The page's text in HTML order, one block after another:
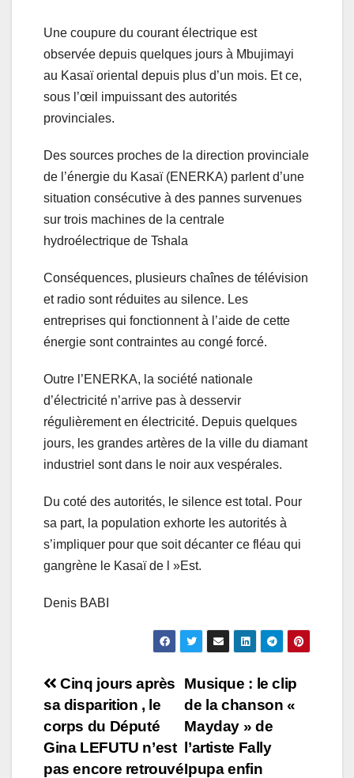
Une coupure du courant électrique est
observée depuis quelques jours à Mbujimayi
au Kasaï oriental depuis plus d’un mois. Et ce,
sous l’œil impuissant des autorités
provinciales.
Des sources proches de la direction provinciale
de l’énergie du Kasaï (ENERKA) parlent d’une
situation consécutive à des pannes survenues
sur trois machines de la centrale
hydroélectrique de Tshala
Conséquences, plusieurs chaînes de télévision
et radio sont réduites au silence. Les
entreprises qui fonctionnent à l’aide de cette
énergie sont contraintes au congé forcé.
Outre l’ENERKA, la société nationale
d’électricité n’arrive pas à desservir
régulièrement en électricité. Depuis quelques
jours, les grandes artères de la ville du diamant
industriel sont dans le noir aux vespérales.
Du coté des autorités, le silence est total. Pour
sa part, la population exhorte les autorités à
s’impliquer pour que soit décanter ce fléau qui
gangrène le Kasaï de l »Est.
Denis BABI
Navigation
de
l’article
Musique : le clip
de la chanson «
Mayday » de
l’artiste Fally
Ipupa enfin
Cinq jours après
sa disparition , le
corps du Député
Gina LEFUTU n’est
pas encore retrouvé